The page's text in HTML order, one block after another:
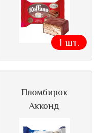
1 шт.
Пломбирок
Акконд